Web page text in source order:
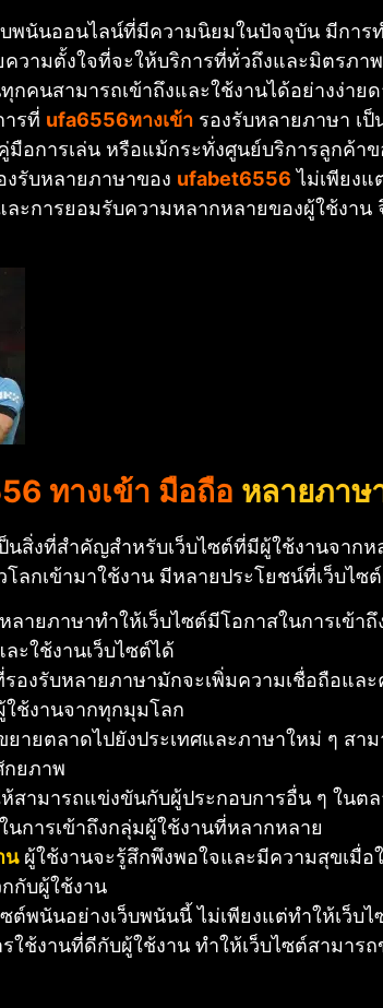
บพนันออนไลน์ที่มีความนิยมในปัจจุบัน มีกา
วามตั้งใจที่จะให้บริการที่ทั่วถึงและมิตรภา
กคนสามารถเข้าถึงและใช้งานได้อย่างง่า
รที่ ufa6556ทางเข้า รองรับหลายภาษา เ
มือการเล่น หรือแม้กระทั่งศูนย์บริการลูกค้า
รับหลายภาษาของ ufabet6556 ไม่เพียงแ
ะการยอมรับความหลากหลายของผู้ใช้งาน
ทางเข้า มือถือ หลายภาษ
นสิ่งที่สำคัญสำหรับเว็บไซต์ที่มีผู้ใช้งานจาก
ลกเข้ามาใช้งาน มีหลายประโยชน์ที่เว็บไซ
ลายภาษาทำให้เว็บไซต์มีโอกาสในการเข้
ะใช้งานเว็บไซต์ได้
รองรับหลายภาษามักจะเพิ่มความเชื่อถือแล
ใช้งานจากทุกมุมโลก
ยายตลาดไปยังประเทศและภาษาใหม่ ๆ สา
กยภาพ
ห้สามารถแข่งขันกับผู้ประกอบการอื่น ๆ ใน
นการเข้าถึงกลุ่มผู้ใช้งานที่หลากหลาย
นผู้ใช้งานจะรู้สึกพึงพอใจและมีความสุขเมื่อ
กับผู้ใช้งาน
ต์พนันอย่างเว็บพนันนี้ ไม่เพียงแต่ทำให้เว็
ใช้งานที่ดีกับผู้ใช้งาน ทำให้เว็บไซต์สามา